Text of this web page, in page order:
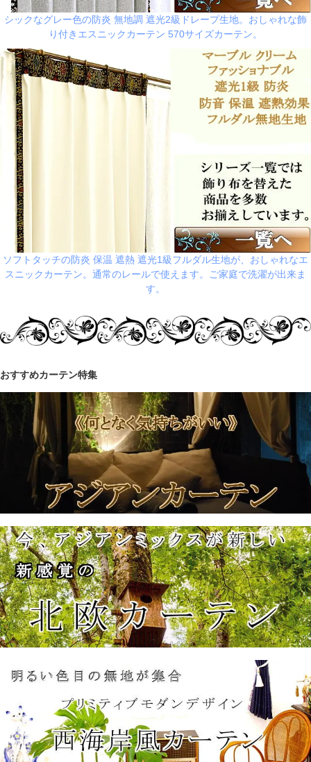
シックなグレー色の防炎 無地調 遮光2級ドレープ生地。おしゃれな飾
り付きエスニックカーテン 570サイズカーテン。
ソフトタッチの防炎 保温 遮熱 遮光1級フルダル生地が、おしゃれなエ
スニックカーテン。通常のレールで使えます。ご家庭で洗濯が出来ま
す。
おすすめカーテン特集